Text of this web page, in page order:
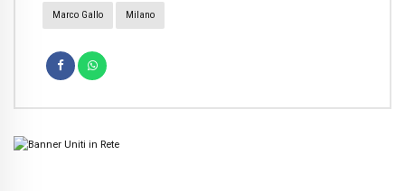
Marco Gallo Milano